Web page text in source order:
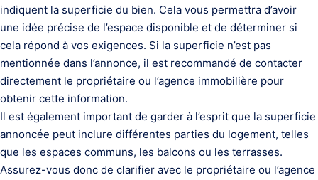
indiquent la superficie du bien. Cela vous permettra d’avoir
une idée précise de l’espace disponible et de déterminer si
cela répond à vos exigences. Si la superficie n’est pas
mentionnée dans l’annonce, il est recommandé de contacter
directement le propriétaire ou l’agence immobilière pour
obtenir cette information.
Il est également important de garder à l’esprit que la superficie
annoncée peut inclure différentes parties du logement, telles
que les espaces communs, les balcons ou les terrasses.
Assurez-vous donc de clarifier avec le propriétaire ou l’agence